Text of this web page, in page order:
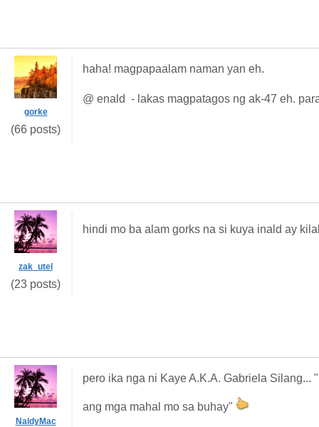
gorke
(66 posts)
haha! magpapaalam naman yan eh.
@ enald - lakas magpatagos ng ak-47 eh.
zak_utel
(23 posts)
hindi mo ba alam gorks na si kuya inald ay
NaldyMac
pero ika nga ni Kaye A.K.A. Gabriela
ang mga mahal mo sa buhay"